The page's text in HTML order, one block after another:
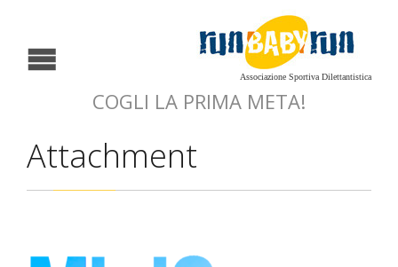
Associazione Sportiva Dilettantistica
COGLI LA PRIMA META!
Attachment